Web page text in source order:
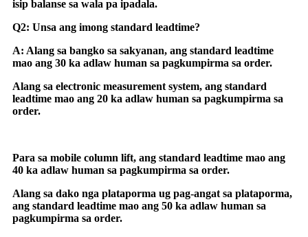
isip balanse sa wala pa ipadala.
Q2: Unsa ang imong standard leadtime?
A: Alang sa bangko sa sakyanan, ang standard leadtime
mao ang 30 ka adlaw human sa pagkumpirma sa order.
Alang sa electronic measurement system, ang standard
leadtime mao ang 20 ka adlaw human sa pagkumpirma sa
order.
Para sa mobile column lift, ang standard leadtime mao ang
40 ka adlaw human sa pagkumpirma sa order.
Alang sa dako nga plataporma ug pag-angat sa plataporma,
ang standard leadtime mao ang 50 ka adlaw human sa
pagkumpirma sa order.